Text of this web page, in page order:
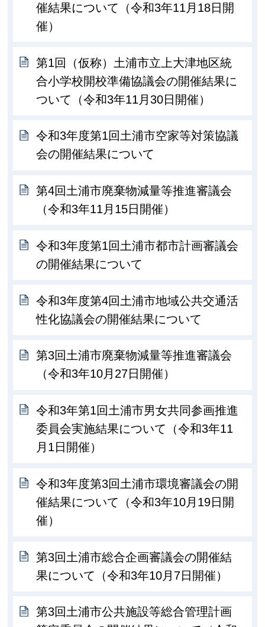
催結果について（令和3年11月18日開
催）
第1回（仮称）土浦市立上大津地区統
合小学校開校準備協議会の開催結果に
ついて（令和3年11月30日開催）
令和3年度第1回土浦市空家等対策協議
会の開催結果について
第4回土浦市廃棄物減量等推進審議会
（令和3年11月15日開催）
令和3年度第1回土浦市都市計画審議会
の開催結果について
令和3年度第4回土浦市地域公共交通活
性化協議会の開催結果について
第3回土浦市廃棄物減量等推進審議会
（令和3年10月27日開催）
令和3年第1回土浦市男女共同参画推進
委員会実施結果について（令和3年11
月1日開催）
令和3年度第3回土浦市環境審議会の開
催結果について（令和3年10月19日開
催）
第3回土浦市総合企画審議会の開催結
果について（令和3年10月7日開催）
第3回土浦市公共施設等総合管理計画